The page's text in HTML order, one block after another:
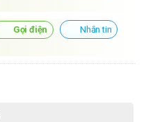
Gọi điện Nhắn tin